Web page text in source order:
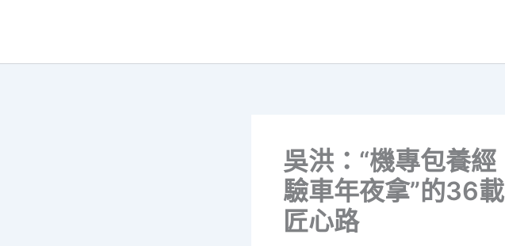
吳洪：“機專包養經
驗車年夜拿”的36載
匠心路